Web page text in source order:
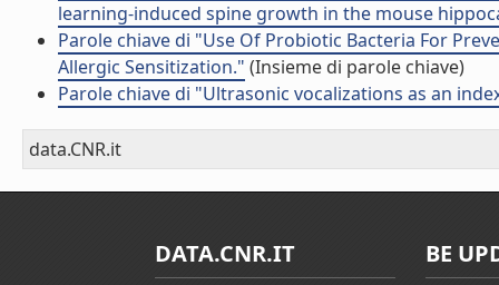
learning-induced spine growth in the mouse
Parole chiave di "Use Of Probiotic Bacteria For
Allergic Sensitization." (Insieme di parole chiave)
Parole chiave di "Ultrasonic vocalizations as an
data.CNR.it
DATA.CNR.IT BE